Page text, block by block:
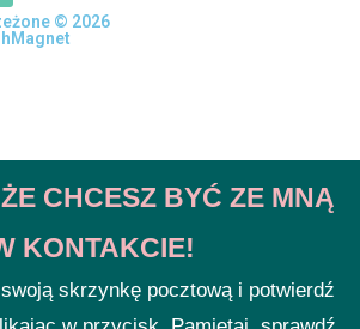
© 2026
CHCESZ BYĆ ZE MNĄ
KONTAKCIE!
skrzynkę pocztową i potwierdź